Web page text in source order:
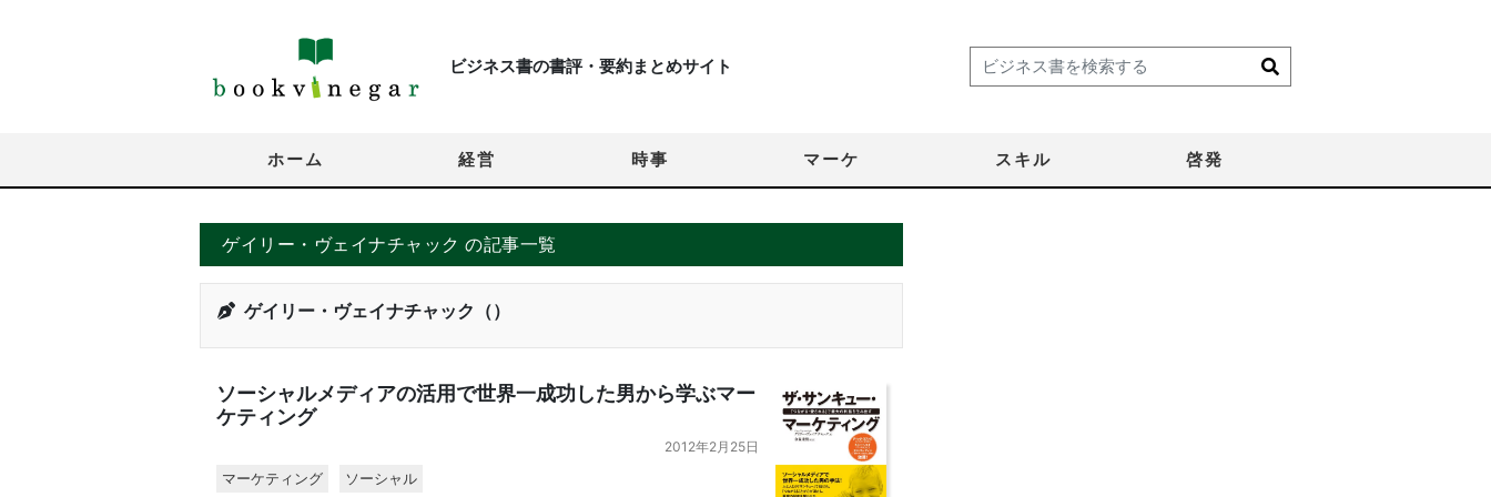
ビジネス書の書評・要約まとめサイト
ホーム 経営 時事 マーケ スキル 啓発
ゲイリー・ヴェイナチャック の記事一覧
ゲイリー・ヴェイナチャック（）
ソーシャルメディアの活用で世界一成功した男から学ぶマー
ケティング
2012年2月25日
マーケティング ソーシャル